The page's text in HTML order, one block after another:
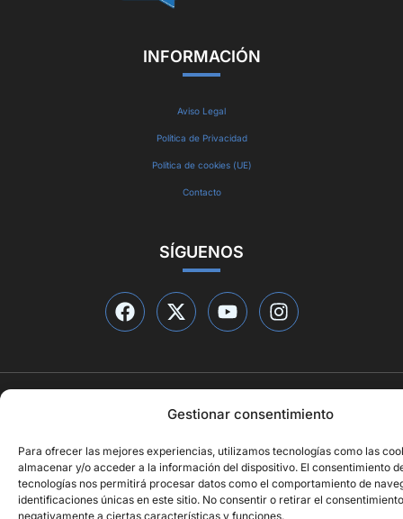
Gestionar consentimiento
Para ofrecer las mejores experiencias, utilizamos tecnologías como las
almacenar y/o acceder a la información del dispositivo. El consentimiento
tecnologías nos permitirá procesar datos como el comportamiento de
identificaciones únicas en este sitio. No consentir o retirar el
negativamente a ciertas características y funciones.
INFORMACIÓN
Aviso Legal
Política de Privacidad
Política de cookies (UE)
Contacto
SÍGUENOS
Diseño web porideasyletras.com